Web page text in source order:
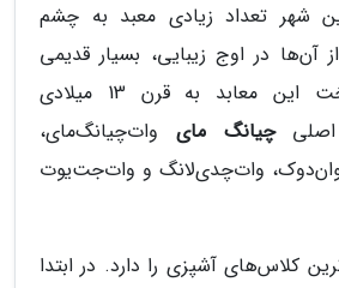
شهر تعداد زیادی معبد به چشم
در اوج زیبایی، بسیار قدیمی
هستند. تاریخ ساخت این معابد به قرن 13 میلادی
اصلیچیانگ مای وات‌چیانگ‌مای،
وات‌چدی‌لانگ و وات‌جت‌یوت
کلاس‌های آشپزی را دارد. در ابتدا